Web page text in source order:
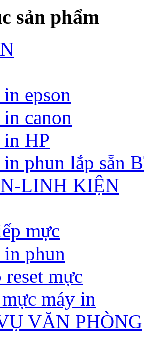
sản phẩm
epson
canon
HP
phun lắp sẵn
LINH KIỆN
mực
phun
mực
máy in
VĂN PHÒNG